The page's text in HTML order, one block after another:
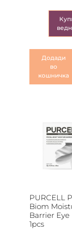
Додади
во
кошничка
PURCELL
Biom
Barrier Eye
1pcs